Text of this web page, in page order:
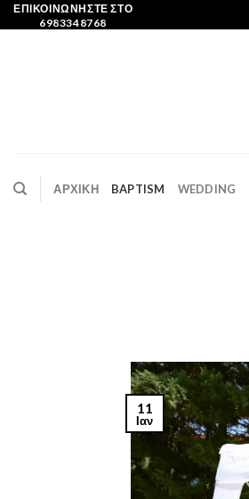
Skip
to
ΕΠΙΚΟΙΝΩΝΗΣΤΕ ΣΤΟ
6983348768
ΑΡΧΙΚΗ BAPTISM WEDDING
11
Ιαν